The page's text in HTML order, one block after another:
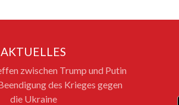
AKTUELLES
zwischen Trump und Putin
des Krieges gegen
die Ukraine